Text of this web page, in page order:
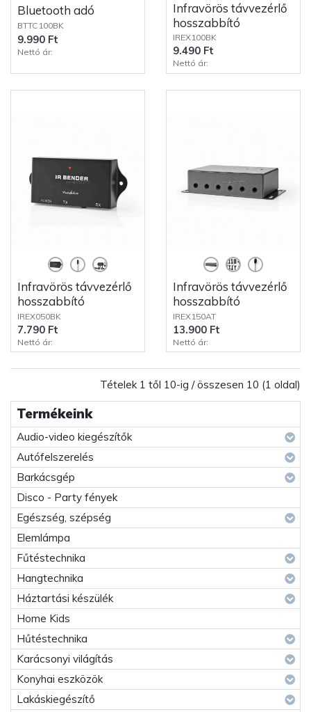
Termékeink
Audio-video kiegészítők
Autófelszerelés
Barkácsgép
Disco - Party fények
Egészség, szépség
Elemlámpa
Fűtéstechnika
Hangtechnika
Háztartási készülék
Home Kids
Hűtéstechnika
Karácsonyi világítás
Konyhai eszközök
Lakáskiegészítő
Bluetooth adó
BTTC100BK
9.990 Ft
Nettó ár:
Infravörös távvezérlő
hosszabbító
IREX100BK
9.490 Ft
Nettó ár:
Infravörös távvezérlő
hosszabbító
IREX050BK
7.790 Ft
Nettó ár:
Infravörös távvezérlő
hosszabbító
IREX150AT
13.900 Ft
Nettó ár:
Tételek 1 től 10-ig / összesen 10 (1 oldal)